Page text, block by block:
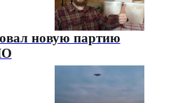
новую партию